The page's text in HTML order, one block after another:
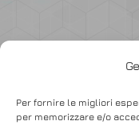
Per fornire le migliori
per memorizzare e/o